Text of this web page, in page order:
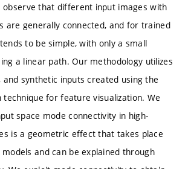
observe that different input images with
are generally connected, and for trained
to be simple, with only a small
a linear path. Our methodology utilizes
synthetic inputs created using the
technique for feature visualization. We
space mode connectivity in high-
is a geometric effect that takes place
and can be explained through